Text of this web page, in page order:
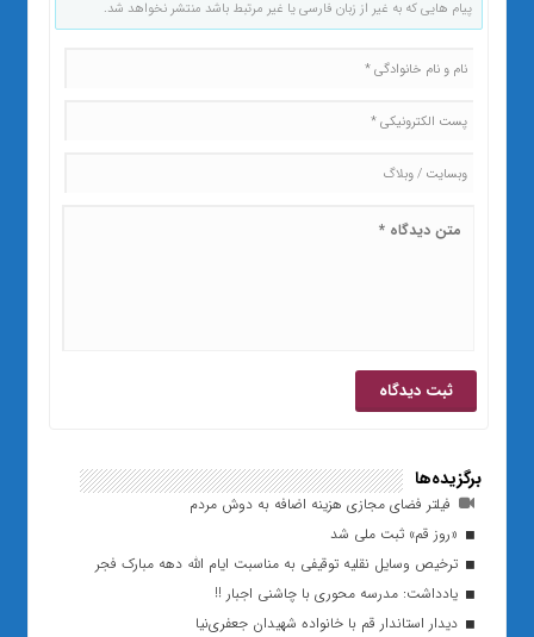
پیام هایی که به غیر از زبان فارسی یا غیر مرتبط باشد منتشر نخواهد شد.
برگزیده‌ها
فیلتر فضای مجازی هزینه اضافه به دوش مردم
«روز قم» ثبت ملی شد
ترخیص وسایل نقلیه توقیفی به مناسبت ایام الله دهه مبارک فجر
یادداشت: مدرسه محوری با چاشنی اجبار !!
دیدار استاندار قم با خانواده شهیدان جعفری‌نیا